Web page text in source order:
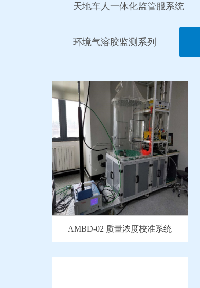
天地车人一体化监管服系统
环境气溶胶监测系列
AMBD-02 质量浓度校准系统